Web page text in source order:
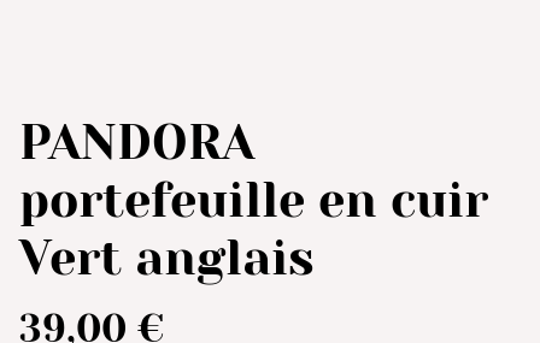
PANDORA
portefeuille en cuir
Vert anglais
39,00 €